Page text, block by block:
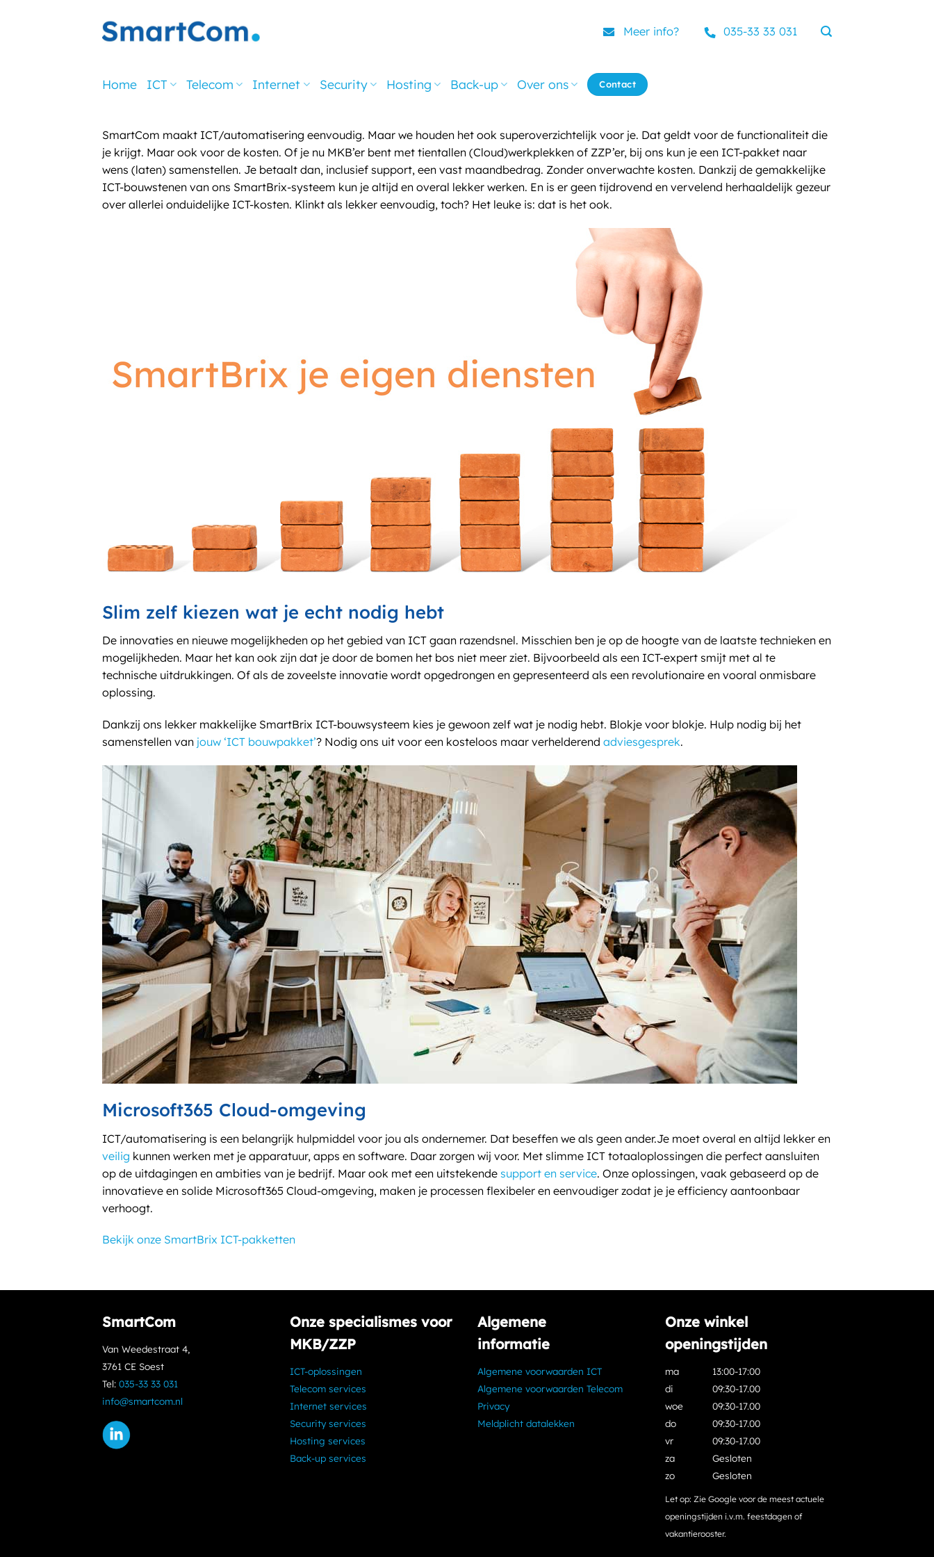
Meer info? 035-33 33 031
Home ICT Telecom Internet Security Hosting Back-up Over ons Contact
SmartCom maakt ICT/automatisering eenvoudig. Maar we houden het ook superoverzichtelijk voor je. Dat geldt voor de functionaliteit die
je krijgt. Maar ook voor de kosten. Of je nu MKB’er bent met tientallen (Cloud)werkplekken of ZZP’er, bij ons kun je een ICT-pakket naar
wens (laten) samenstellen. Je betaalt dan, inclusief support, een vast maandbedrag. Zonder onverwachte kosten. Dankzij de gemakkelijke
ICT-bouwstenen van ons SmartBrix-systeem kun je altijd en overal lekker werken. En is er geen tijdrovend en vervelend herhaaldelijk gezeur
over allerlei onduidelijke ICT-kosten. Klinkt als lekker eenvoudig, toch? Het leuke is: dat is het ook.
Slim zelf kiezen wat je echt nodig hebt
De innovaties en nieuwe mogelijkheden op het gebied van ICT gaan razendsnel. Misschien ben je op de hoogte van de laatste technieken en
mogelijkheden. Maar het kan ook zijn dat je door de bomen het bos niet meer ziet. Bijvoorbeeld als een ICT-expert smijt met al te
technische uitdrukkingen. Of als de zoveelste innovatie wordt opgedrongen en gepresenteerd als een revolutionaire en vooral onmisbare
oplossing.
Dankzij ons lekker makkelijke SmartBrix ICT-bouwsysteem kies je gewoon zelf wat je nodig hebt. Blokje voor blokje. Hulp nodig bij het
samenstellen van jouw ‘ICT bouwpakket’? Nodig ons uit voor een kosteloos maar verhelderend adviesgesprek.
Microsoft365 Cloud-omgeving
ICT/automatisering is een belangrijk hulpmiddel voor jou als ondernemer. Dat beseffen we als geen ander.Je moet overal en altijd lekker en
veilig kunnen werken met je apparatuur, apps en software. Daar zorgen wij voor. Met slimme ICT totaaloplossingen die perfect aansluiten
op de uitdagingen en ambities van je bedrijf. Maar ook met een uitstekende support en service. Onze oplossingen, vaak gebaseerd op de
innovatieve en solide Microsoft365 Cloud-omgeving, maken je processen flexibeler en eenvoudiger zodat je je efficiency aantoonbaar
verhoogt.
Bekijk onze SmartBrix ICT-pakketten
SmartCom
Van Weedestraat 4,
3761 CE Soest
Tel: 035-33 33 031
info@smartcom.nl
Onze specialismes voor
MKB/ZZP
ICT-oplossingen
Telecom services
Internet services
Security services
Hosting services
Back-up services
Algemene
informatie
Algemene voorwaarden ICT
Algemene voorwaarden Telecom
Privacy
Meldplicht datalekken
Onze winkel
openingstijden
ma
di
woe
do
vr
za
zo
13:00-17:00
09:30-17.00
09:30-17.00
09:30-17.00
09:30-17.00
Gesloten
Gesloten
Let op: Zie Google voor de meest actuele
openingstijden i.v.m. feestdagen of
vakantierooster.